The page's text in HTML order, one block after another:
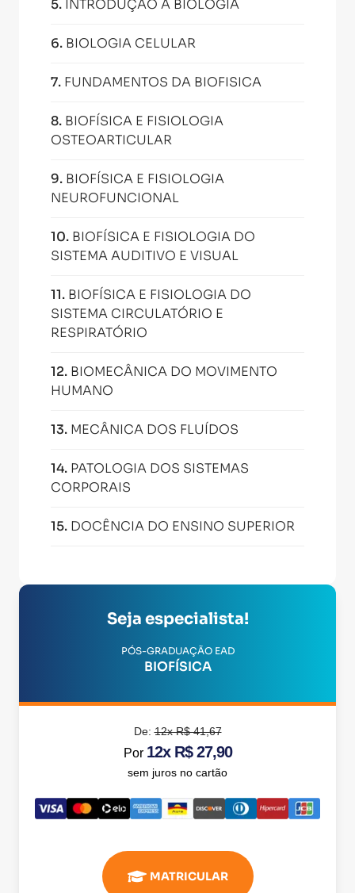
5. INTRODUÇÃO A BIOLOGIA
6. BIOLOGIA CELULAR
7. FUNDAMENTOS DA BIOFISICA
8. BIOFÍSICA E FISIOLOGIA
OSTEOARTICULAR
9. BIOFÍSICA E FISIOLOGIA
NEUROFUNCIONAL
10. BIOFÍSICA E FISIOLOGIA DO
SISTEMA AUDITIVO E VISUAL
11. BIOFÍSICA E FISIOLOGIA DO
SISTEMA CIRCULATÓRIO E
RESPIRATÓRIO
12. BIOMECÂNICA DO MOVIMENTO
HUMANO
13. MECÂNICA DOS FLUÍDOS
14. PATOLOGIA DOS SISTEMAS
CORPORAIS
15. DOCÊNCIA DO ENSINO SUPERIOR
Seja especialista!
PÓS-GRADUAÇÃO EAD
BIOFÍSICA
De:12x R$ 41,67
Por 12x R$ 27,90
sem juros no cartão
MATRICULAR